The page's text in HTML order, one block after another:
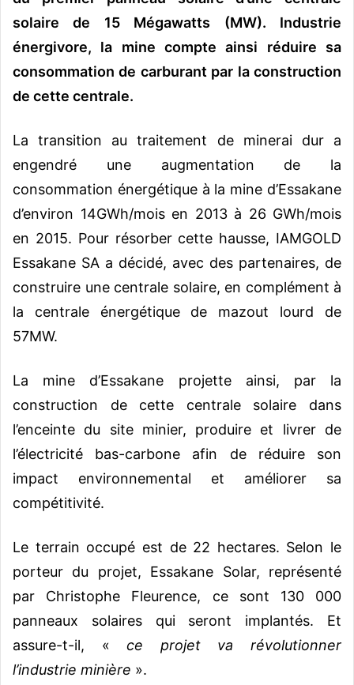
solaire de 15 Mégawatts (MW). Industrie
énergivore, la mine compte ainsi réduire sa
consommation de carburant par la construction
de cette centrale.
La transition au traitement de minerai dur a
engendré une augmentation de la
consommation énergétique à la mine d’Essakane
d’environ 14GWh/mois en 2013 à 26 GWh/mois
en 2015. Pour résorber cette hausse, IAMGOLD
Essakane SA a décidé, avec des partenaires, de
construire une centrale solaire, en complément à
la centrale énergétique de mazout lourd de
57MW.
La mine d’Essakane projette ainsi, par la
construction de cette centrale solaire dans
l’enceinte du site minier, produire et livrer de
l’électricité bas-carbone afin de réduire son
impact environnemental et améliorer sa
compétitivité.
Le terrain occupé est de 22 hectares. Selon le
porteur du projet, Essakane Solar, représenté
par Christophe Fleurence, ce sont 130 000
panneaux solaires qui seront implantés. Et
assure-t-il, «ce projet va révolutionner
l’industrie minière ».